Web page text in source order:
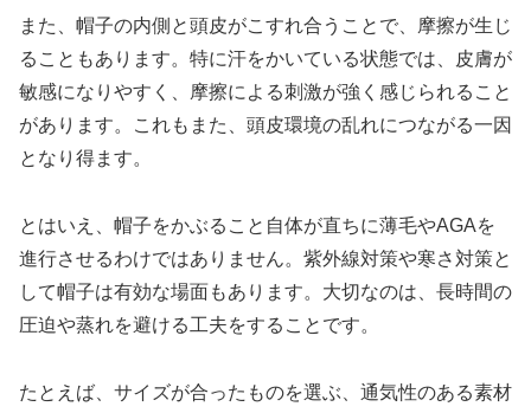
また、帽子の内側と頭皮がこすれ合うことで、摩擦が生じ
ることもあります。特に汗をかいている状態では、皮膚が
敏感になりやすく、摩擦による刺激が強く感じられること
があります。これもまた、頭皮環境の乱れにつながる一因
となり得ます。
とはいえ、帽子をかぶること自体が直ちに薄毛やAGAを
進行させるわけではありません。紫外線対策や寒さ対策と
して帽子は有効な場面もあります。大切なのは、長時間の
圧迫や蒸れを避ける工夫をすることです。
たとえば、サイズが合ったものを選ぶ、通気性のある素材